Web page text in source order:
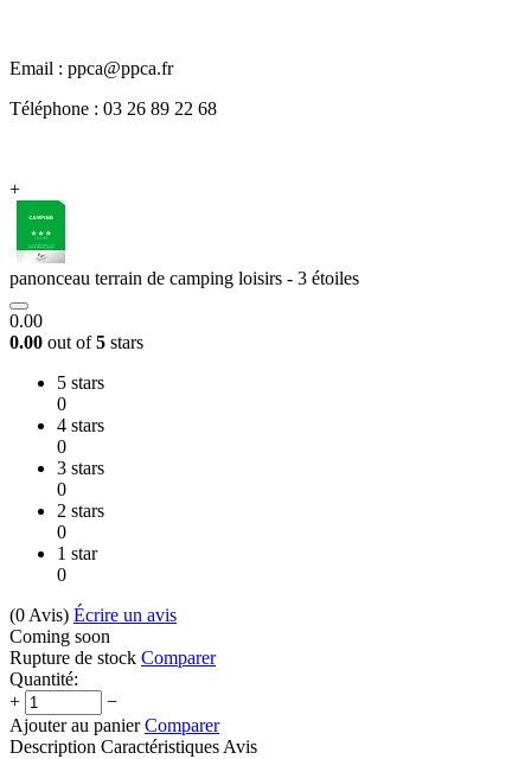
Email : ppca@ppca.fr
Téléphone : 03 26 89 22 68
+
panonceau terrain de camping loisirs - 3 étoiles
0.00
0.00 out of5 stars
5 stars
0
4 stars
0
3 stars
0
2 stars
0
1 star
0
(0 Avis) Écrire un avis
Coming soon
Rupture de stock Comparer
Quantité:
+
−
Ajouter au panier Comparer
Description Caractéristiques Avis